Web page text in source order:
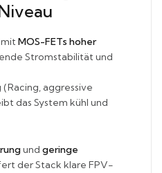
mit MOS-FETs hoher
Stromstabilität und
aggressive
das System kühl und
und geringe
der Stack klare FPV-